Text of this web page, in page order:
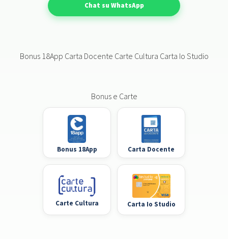
Chat su WhatsApp
Bonus 18App Carta Docente Carte Cultura Carta Io Studio
Bonus e Carte
Bonus 18App Carta Docente
Carte Cultura Carta Io Studio